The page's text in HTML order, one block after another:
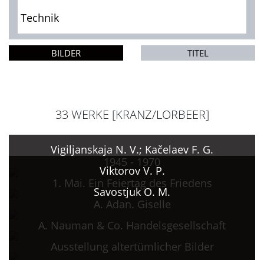
Technik
BILDER TITEL
33 WERKE [KRANZ/LORBEER]
Vigiljanskaja N. V.; Kačelaev F. G.
1945 - 1970
Viktorov V. P.
1. Mai. Ein Feiertag des Friedens
Savostjuk O. M.
A. Adan. Giselle
A. Nauman & Co. Handelsgesellschaft
Ausstellung altertümlicher Bilder